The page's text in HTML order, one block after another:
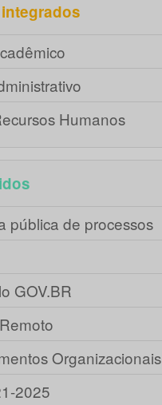
Humanos
pública de processos
GOV.BR
Organizacionais
2025